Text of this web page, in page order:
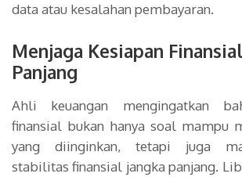
data atau kesalahan pembayaran.
Menjaga Kesiapan
Panjang
Ahli keuangan mengingatkan
finansial bukan hanya soal mampu
yang diinginkan, tetapi juga
stabilitas finansial jangka panjang.